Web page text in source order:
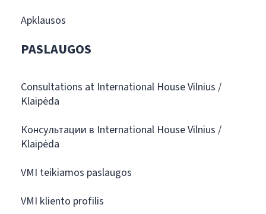
Apklausos
PASLAUGOS
Consultations at International House Vilnius /
Klaipėda
Консультации в International House Vilnius /
Klaipėda
VMI teikiamos paslaugos
VMI kliento profilis